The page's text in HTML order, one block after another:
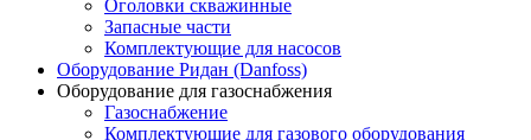
Оголовки скважинные
Запасные части
Комплектующие для насосов
Оборудование Ридан (Danfoss)
Оборудование для газоснабжения
Газоснабжение
Комплектующие для газового оборудования